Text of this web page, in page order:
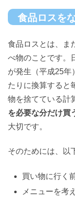
食品ロスを
食品ロスとは、ま
べ物のことです。
が発生（平成25年
たりに換算すると
物を捨てている計
を必要な分だけ買
大切です。
そのためには、以
買い物に行く
メニューを考